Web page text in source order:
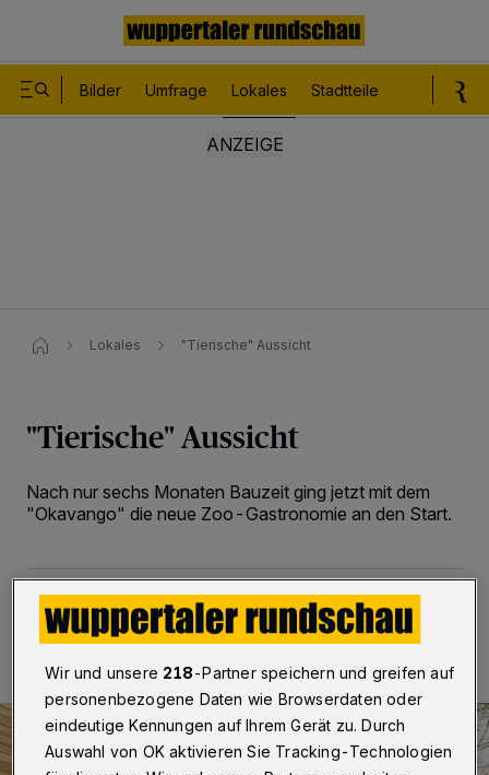
Bilder Umfrage Lokales Stadtteile
Lokales "Tierische" Aussicht
"Tierische" Aussicht
Nach nur sechs Monaten Bauzeit ging jetzt mit dem
"Okavango" die neue Zoo-Gastronomie an den Start.
01.11.2014 , 00:00 Uhr 2 Minuten Lesezeit
Wir und unsere 218-Partner speichern und greifen auf
personenbezogene Daten wie Browserdaten oder
eindeutige Kennungen auf Ihrem Gerät zu. Durch
Auswahl von OK aktivieren Sie Tracking-Technologien